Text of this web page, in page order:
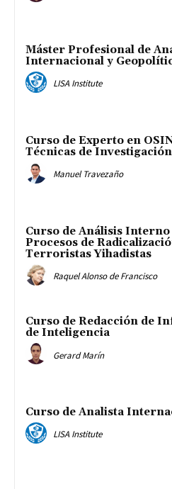
Máster Profesional de
Internacional y
LISA Institute
Curso de Experto en
Técnicas de
Manuel Travezaño
Curso de Análisis Interno
Procesos de
Terroristas Yihadistas
Raquel Alonso de Francisco
Curso de Redacción de
de Inteligencia
Gerard Marín
Curso de Analista
LISA Institute